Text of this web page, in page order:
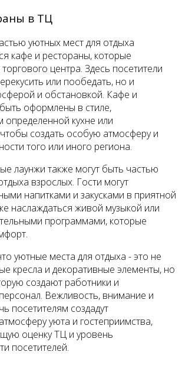
в ТЦ
уютных мест для отдыха
кафе и рестораны, которые
центра. Здесь посетители
или пообедать, но и
и обстановкой. Кафе и
оформлены в стиле,
кухне или
создать особую атмосферу и
того или иного региона.
лаунжи также могут быть частью
взрослых. Гости могут
напитками и закусками в приятной
наслаждаться живой музыкой или
программами, которые
уютные места для отдыха - это не
кресла и декоративные элементы, но
создают работники и
Вежливость, внимание и
посетителям создадут
уюта и гостеприимства,
оценку ТЦ и уровень
посетителей.